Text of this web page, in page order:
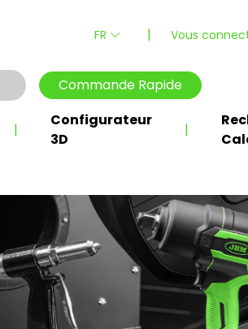
FR | Vous
Commande Rapide
|
Configurateur
3D
|